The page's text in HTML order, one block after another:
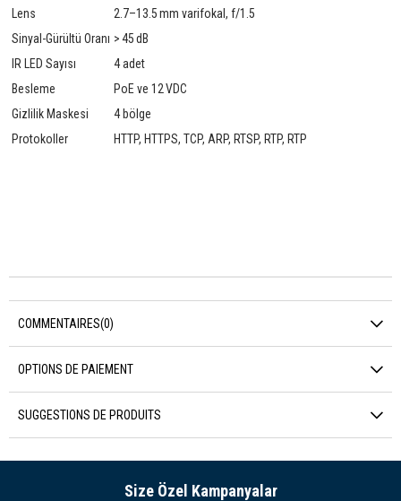
Lens
2.7–13.5 mm varifokal, f/1.5
Sinyal-Gürültü Oranı > 45 dB
IR LED Sayısı
4 adet
Besleme
PoE ve 12 VDC
Gizlilik Maskesi
4 bölge
Protokoller
HTTP, HTTPS, TCP, ARP, RTSP, RTP, RTP
COMMENTAIRES(0)
OPTIONS DE PAIEMENT
SUGGESTIONS DE PRODUITS
Size Özel Kampanyalar